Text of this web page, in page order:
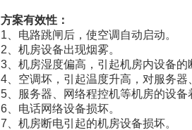
方案有效性：
1、电路跳闸后，使空调自动启动。
2、机房设备出现烟雾。
3、机房湿度偏高，引起机房内设备的
4、空调坏，引起温度升高，对服务器
5、服务器、网络程控机等机房的设备
6、电话网络设备损坏。
7、机房断电引起的机房设备损坏。